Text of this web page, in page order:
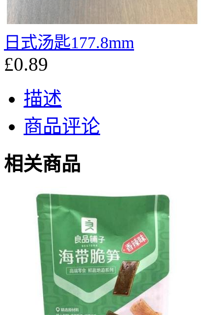
日式汤匙177.8mm
£0.89
描述
商品评论
相关商品